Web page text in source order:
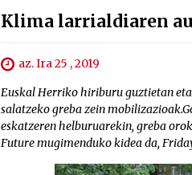
Klima larrialdiaren
az. Ira 25 , 2019
Euskal Herriko hiriburu guztietan
salatzeko greba zein
eskatzeren helburuarekin, greba
Future mugimenduko kidea da,